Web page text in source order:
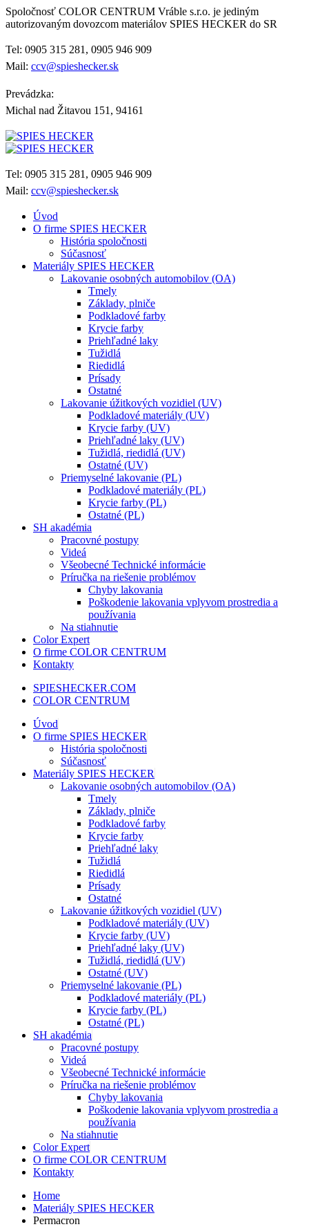
Spoločnosť COLOR CENTRUM Vráble s.r.o. je jediným
autorizovaným dovozcom materiálov SPIES HECKER do SR
Tel: 0905 315 281, 0905 946 909
Mail: ccv@spieshecker.sk
Prevádzka:
Michal nad Žitavou 151, 94161
Tel: 0905 315 281, 0905 946 909
Mail: ccv@spieshecker.sk
Úvod
O firme SPIES HECKER
História spoločnosti
Súčasnosť
Materiály SPIES HECKER
Lakovanie osobných automobilov (OA)
Tmely
Základy, plniče
Podkladové farby
Krycie farby
Priehľadné laky
Tužidlá
Riedidlá
Prísady
Ostatné
Lakovanie úžitkových vozidiel (UV)
Podkladové materiály (UV)
Krycie farby (UV)
Priehľadné laky (UV)
Tužidlá, riedidlá (UV)
Ostatné (UV)
Priemyselné lakovanie (PL)
Podkladové materiály (PL)
Krycie farby (PL)
Ostatné (PL)
SH akadémia
Pracovné postupy
Videá
Všeobecné Technické informácie
Príručka na riešenie problémov
Chyby lakovania
Poškodenie lakovania vplyvom prostredia a
používania
Na stiahnutie
Color Expert
O firme COLOR CENTRUM
Kontakty
SPIESHECKER.COM
COLOR CENTRUM
Úvod
O firme SPIES HECKER
História spoločnosti
Súčasnosť
Materiály SPIES HECKER
Lakovanie osobných automobilov (OA)
Tmely
Základy, plniče
Podkladové farby
Krycie farby
Priehľadné laky
Tužidlá
Riedidlá
Prísady
Ostatné
Lakovanie úžitkových vozidiel (UV)
Podkladové materiály (UV)
Krycie farby (UV)
Priehľadné laky (UV)
Tužidlá, riedidlá (UV)
Ostatné (UV)
Priemyselné lakovanie (PL)
Podkladové materiály (PL)
Krycie farby (PL)
Ostatné (PL)
SH akadémia
Pracovné postupy
Videá
Všeobecné Technické informácie
Príručka na riešenie problémov
Chyby lakovania
Poškodenie lakovania vplyvom prostredia a
používania
Na stiahnutie
Color Expert
O firme COLOR CENTRUM
Kontakty
Home
Materiály SPIES HECKER
Permacron